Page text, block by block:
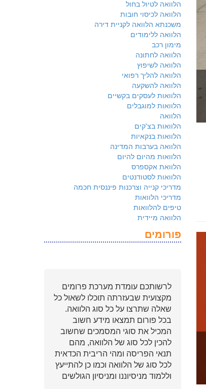
הלוואה לטיול בחול
הלוואה לכיסוי חובות
משכנתא הלוואה לקניית דירה
הלוואה ללימודים
מימון רכב
הלוואה לחתונה
הלוואה לשיפוץ
הלוואה להליך רפואי
הלוואה להשקעה
הלוואות לעסקים בקשיים
הלוואות למוגבלים
הלוואה
הלוואות בצ'קים
הלוואות בנקאיות
הלוואה בערבות המדינה
הלוואות מהיום להיום
הלוואת אקספרס
הלוואות לסטודנטים
מדריכי קנייה וצרכנות פיננסית חכמה
מדריכי הלוואות
טיפים להלוואות
הלוואה מיידית
פורומים
לרשותכם עומדת מערכת פרומים
מקצועית שבעזרתה תוכלו לשאול כל
שאלה שתרצו על כל סוג הלוואה.
בכל פורום תמצאו מידע חשוב
המכיל את סוגי המסמכים שחשוב
להכין לכל סוג של הלוואה, מהם
תנאי הפריסה ומהי הריבית הכדאית
לכל סוג של הלוואה וכמו כן להתייעץ
וללמוד מניסיוננו ומניסיון הגולשים